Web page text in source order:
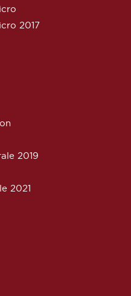
2017
2019
2021